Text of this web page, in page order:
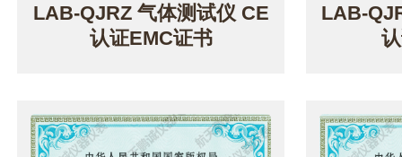
LAB-QJRZ 气体测试仪 CE
认证EMC证书
LAB-